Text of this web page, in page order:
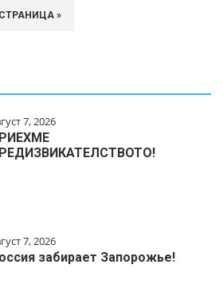
»
7, 2026
7, 2026
забирает Запорожье!